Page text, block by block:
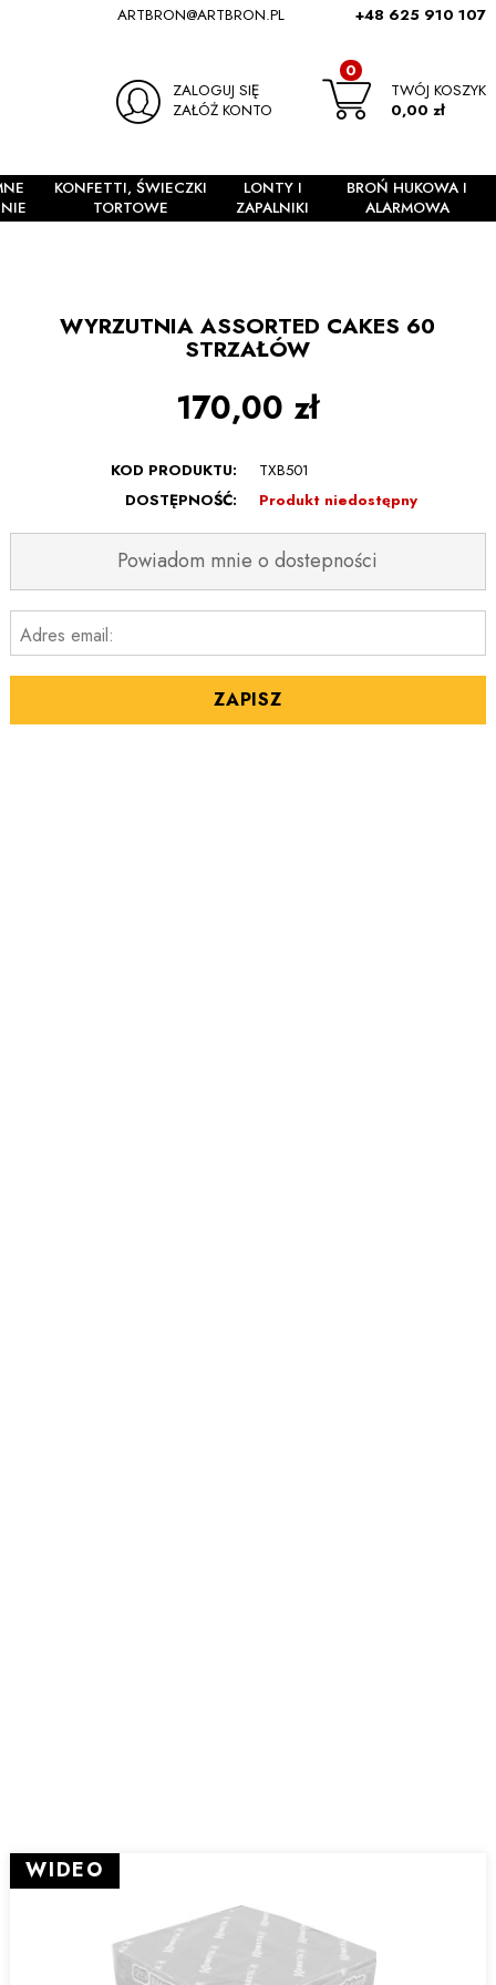
ARTBRON@ARTBRON.PL +48 625 910 107
ZALOGUJ SIĘ
ZAŁÓŻ KONTO
TWÓJ KOSZYK
0
0,00 zł
KONFETTI, ŚWIECZKI
TORTOWE
LONTY I
ZAPALNIKI
BROŃ HUKOWA I
ALARMOWA
WYRZUTNIA ASSORTED CAKES 60
STRZAŁÓW
170,00 zł
KOD PRODUKTU:
TXB501
DOSTĘPNOŚĆ:
Produkt niedostępny
Powiadom mnie o dostepności
Adres email:
ZAPISZ
WIDEO